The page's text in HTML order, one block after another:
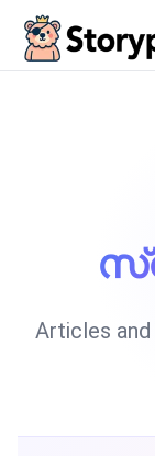
Articles